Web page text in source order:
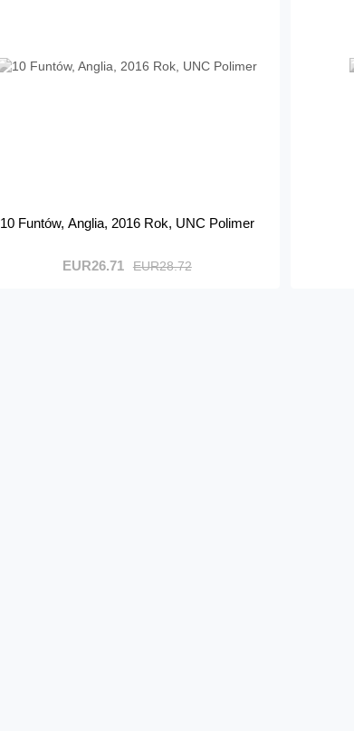
10 Funtów, Anglia, 2016 Rok, UNC Polimer
EUR28.72
EUR26.71